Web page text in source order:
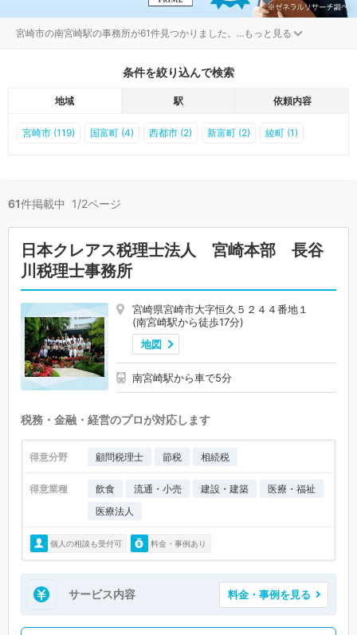
宮崎市の南宮崎駅の事務所が61件見つかりました。 ...もっと見る
条件を絞り込んで検索
地域 駅 依頼内容
宮崎市 (119) 国富町 (4) 西都市 (2) 新富町 (2) 綾町 (1)
61件掲載中 1/2ページ
日本クレアス税理士法人 宮崎本部 長谷
川税理士事務所
宮崎県宮崎市大字恒久５２４４番地１
(南宮崎駅から徒歩17分)
地図
南宮崎駅から車で5分
税務・金融・経営のプロが対応します
得意分野 顧問税理士 節税 相続税
得意業種 飲食 流通・小売 建設・建築
医療・福祉
医療法人
個人の相談も受付可 料金・事例あり
サービス内容 料金・事例を見る